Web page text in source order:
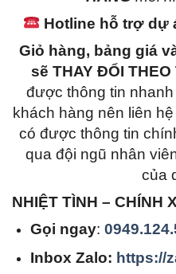
Hotline hỗ trợ dự
Giỏ hàng, bảng giá
sẽ THAY ĐỔI THEO
được thông tin
khách hàng nên liên
có được thông tin
qua đội ngũ nhân
của
NHIỆT TÌNH – CHÍNH
Gọi ngay:
Inbox Zalo: https://